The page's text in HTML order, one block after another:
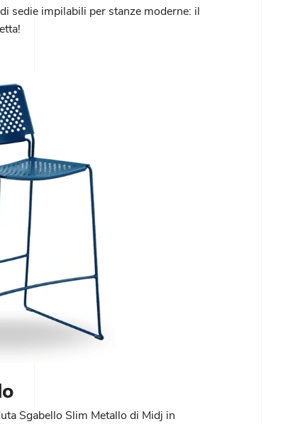
sedie impilabili per stanze moderne: il
Sgabello Slim Metallo di Midj in